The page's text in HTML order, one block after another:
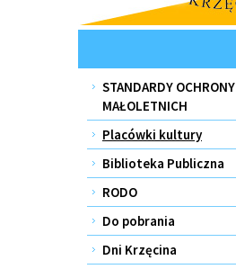
Menu
STANDARDY OCHRONY
MAŁOLETNICH
Placówki kultury
Biblioteka Publiczna
RODO
Do pobrania
Dni Krzęcina